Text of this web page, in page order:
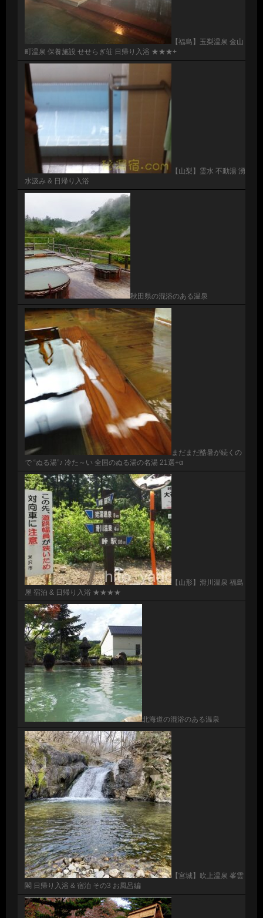
【福島】玉梨温泉 金山
町温泉 保養施設 せせらぎ荘 日帰り入浴 ★★★+
【山梨】霊水 不動湯 湧
水汲み & 日帰り入浴
秋田県の混浴のある温泉
まだまだ酷暑が続くの
で “ぬる湯”♪ 冷た～い 全国のぬる湯の名湯 21選+α
【山形】滑川温泉 福島
屋 宿泊 & 日帰り入浴 ★★★★
北海道の混浴のある温泉
【宮城】吹上温泉 峯雲
閣 日帰り入浴 & 宿泊 その3 お風呂編